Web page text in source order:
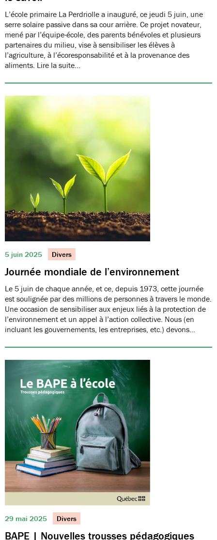
L’école primaire La Perdriolle a inauguré, ce jeudi 5 juin, une
serre solaire passive dans sa cour arrière. Ce projet novateur,
mené par l’équipe-école, des parents bénévoles et plusieurs
partenaires du milieu, vise à sensibiliser les élèves à
l’agriculture, à l’écoresponsabilité et à la provenance des
aliments. Lire la suite…
5 juin 2025 Divers
Journée mondiale de l’environnement
Le 5 juin de chaque année, et ce, depuis 1973, cette journée
est soulignée par des millions de personnes à travers le monde.
Une occasion de sensibiliser aux enjeux liés à la protection de
l’environnement et un appel à l’action collective. Nous (en
incluant les gouvernements, les entreprises, etc.) devons…
29 mai 2025 Divers
BAPE | Nouvelles trousses pédagogiques